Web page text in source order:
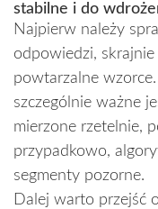
stabilne i do
Najpierw należy
odpowiedzi,
powtarzalne
szczególnie ważne
mierzone rzetelnie,
przypadkowo,
segmenty pozorne.
Dalej warto przejść